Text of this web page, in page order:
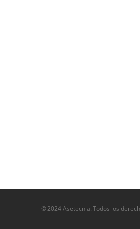
© 2024 Asetecnia. Todos los